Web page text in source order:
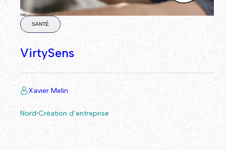
SANTÉ
VirtySens
Xavier Melin
Nord Création d’entreprise